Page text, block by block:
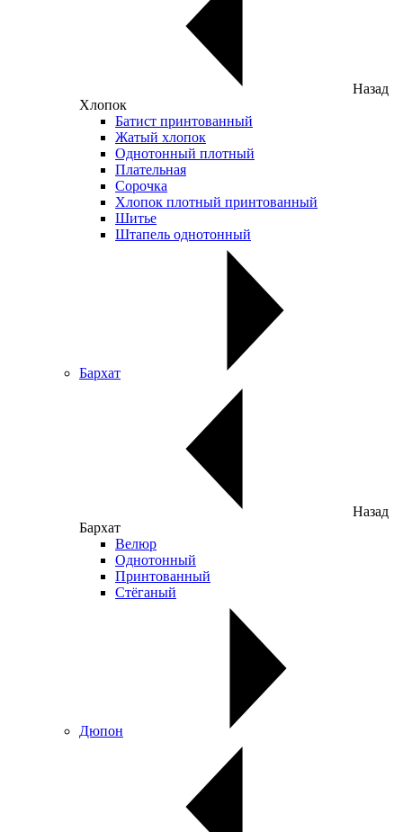
Назад
Хлопок
Батист принтованный
Жатый хлопок
Однотонный плотный
Плательная
Сорочка
Хлопок плотный принтованный
Шитье
Штапель однотонный
Бархат
Назад
Бархат
Велюр
Однотонный
Принтованный
Стёганый
Дюпон